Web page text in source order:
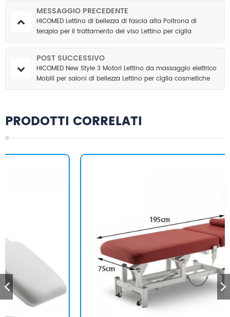
MESSAGGIO PRECEDENTE
HICOMED Lettino di bellezza di fascia alta Poltrona di
terapia per il trattamento del viso Lettino per ciglia
cosmetiche Lettino da massaggio elettrico multifunzionale
POST SUCCESSIVO
HICOMED New Style 3 Motori Lettino da massaggio elettrico
Mobili per saloni di bellezza Lettino per ciglia cosmetiche
Lettino di bellezza per il sollevamento elettrico per SPA
PRODOTTI CORRELATI